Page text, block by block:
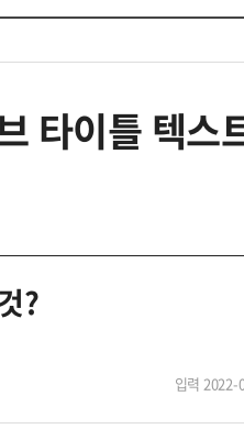
타이틀 텍스
?
입력